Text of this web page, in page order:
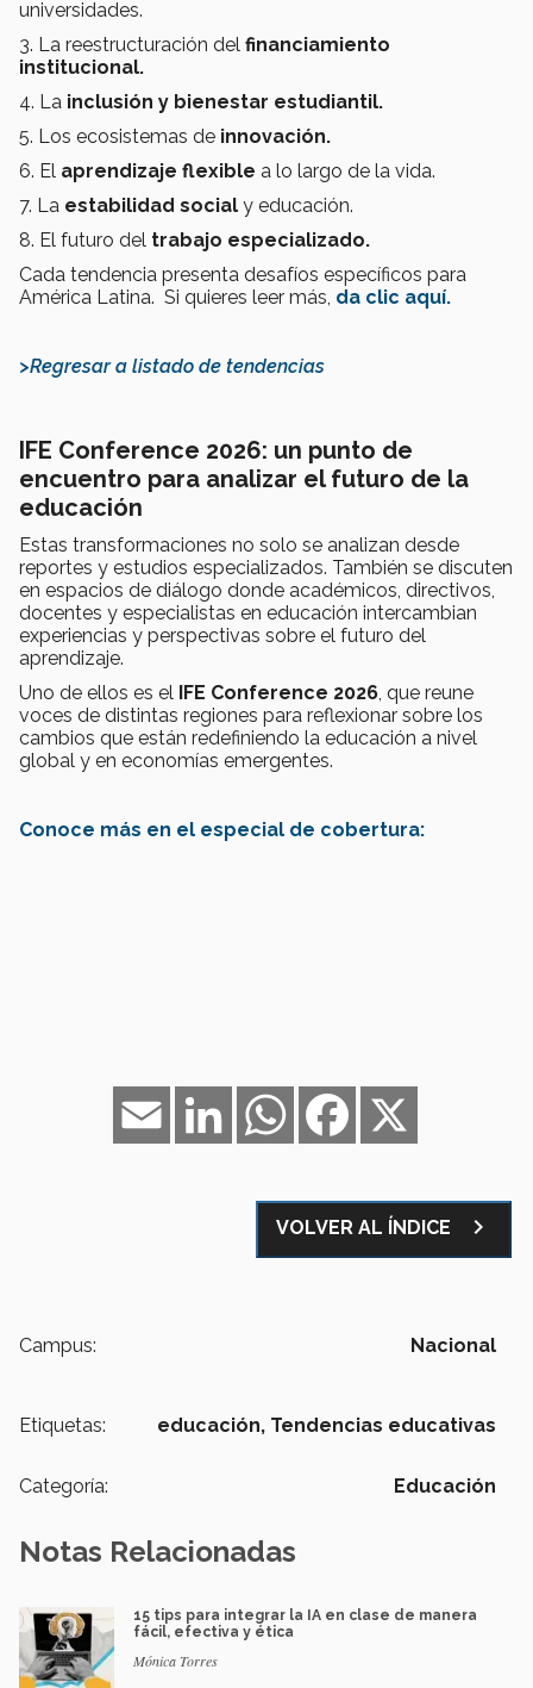
universidades.
3. La reestructuración del financiamiento
institucional.
4. La inclusión y bienestar estudiantil.
5. Los ecosistemas de innovación.
6. El aprendizaje flexible a lo largo de la vida.
7. La estabilidad social y educación.
8. El futuro del trabajo especializado.
Cada tendencia presenta desafíos específicos para
América Latina. Si quieres leer más, da clic aquí.
>Regresar a listado de tendencias
IFE Conference 2026: un punto de
encuentro para analizar el futuro de la
educación
Estas transformaciones no solo se analizan desde
reportes y estudios especializados. También se discuten
en espacios de diálogo donde académicos, directivos,
docentes y especialistas en educación intercambian
experiencias y perspectivas sobre el futuro del
aprendizaje.
Uno de ellos es el IFE Conference 2026 , que reune
voces de distintas regiones para reflexionar sobre los
cambios que están redefiniendo la educación a nivel
global y en economías emergentes.
Conoce más en el especial de cobertura:
Facebook
WhatsApp
LinkedIn
Email
VOLVER AL ÍNDICE navigate_next
Campus: Nacional
Etiquetas: educación, Tendencias educativas
Categoría: Educación
Notas Relacionadas
15 tips para integrar la IA en clase de manera
fácil, efectiva y ética
Mónica Torres